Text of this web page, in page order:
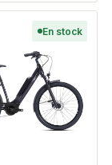
En stock